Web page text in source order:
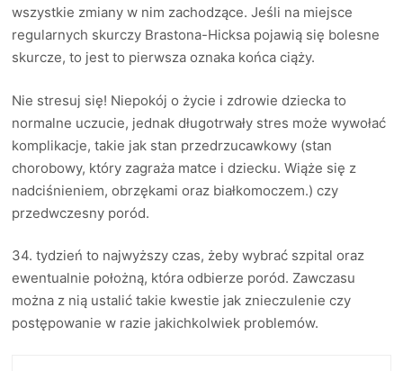
wszystkie zmiany w nim zachodzące. Jeśli na miejsce
regularnych skurczy Brastona-Hicksa pojawią się bolesne
skurcze, to jest to pierwsza oznaka końca ciąży.
Nie stresuj się! Niepokój o życie i zdrowie dziecka to
normalne uczucie, jednak długotrwały stres może wywołać
komplikacje, takie jak stan przedrzucawkowy (stan
chorobowy, który zagraża matce i dziecku. Wiąże się z
nadciśnieniem, obrzękami oraz białkomoczem.) czy
przedwczesny poród.
34. tydzień to najwyższy czas, żeby wybrać szpital oraz
ewentualnie położną, która odbierze poród. Zawczasu
można z nią ustalić takie kwestie jak znieczulenie czy
postępowanie w razie jakichkolwiek problemów.